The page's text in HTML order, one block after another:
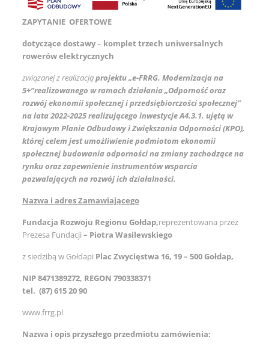
ZAPYTANIE OFERTOWE
dotyczące dostawy– komplet trzech uniwersalnych
rowerów elektrycznych
związanej z realizacjąprojektu „e-FRRG. Modernizacja na
5+”realizowanego w ramach działania „Odporność oraz
rozwój ekonomii społecznej i przedsiębiorczości społecznej”
na lata 2022-2025 realizującego inwestycje A4.3.1. ujętą w
Krajowym Planie Odbudowy i Zwiększania Odporności (KPO),
której celem jest umożliwienie podmiotom ekonomii
społecznej budowania odporności na zmiany zachodzące na
rynku oraz zapewnienie instrumentów wsparcia
pozwalających na rozwój ich działalności.
Nazwa i adres Zamawiającego
Fundacja Rozwoju Regionu Gołdap,reprezentowana przez
Prezesa Fundacji – Piotra Wasilewskiego
z siedzibą w Gołdapi Plac Zwycięstwa 16, 19 – 500 Gołdap,
NIP 8471389272, REGON 790338371
tel. (87) 615 20 90
www.frrg.pl
Nazwa i opis przyszłego przedmiotu zamówienia: